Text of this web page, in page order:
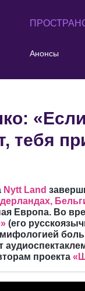
Анонсы
тебя
Nytt Land
Европа. Во
(его
проекта